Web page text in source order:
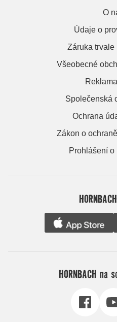
O
Údaje o
Záruka trvale
Všeobecné
Společenská
Ochrana
Zákon o
Prohlášení o
HORNBACH na